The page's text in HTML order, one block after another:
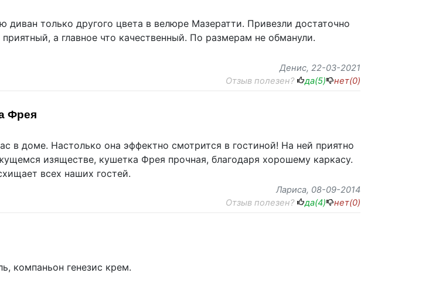
диван только другого цвета в велюре Мазератти. Привезли достаточно
а главное что качественный. По размерам не обманули.
Денис, 22-03-2021
Отзыв полезен?
да(5) нет(0)
Фрея
в доме. Настолько она эффектно смотрится в гостиной! На ней приятно
изяществе, кушетка Фрея прочная, благодаря хорошему каркасу.
всех наших гостей.
Лариса, 08-09-2014
Отзыв полезен?
да(4) нет(0)
компаньон генезис крем.